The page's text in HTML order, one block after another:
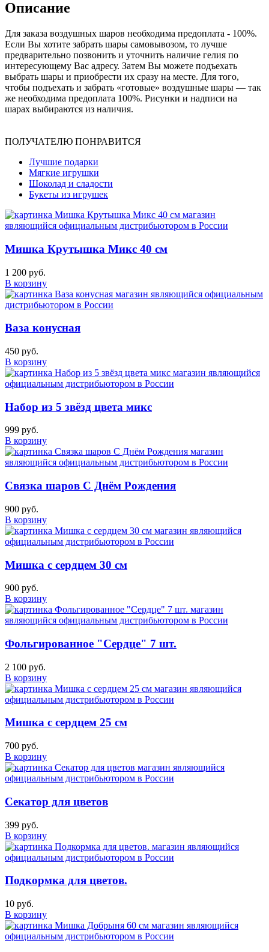
Описание
Для заказа воздушных шаров необходима предоплата - 100%.
Если Вы хотите забрать шары самовывозом, то лучше
предварительно позвонить и уточнить наличие гелия по
интересующему Вас адресу. Затем Вы можете подъехать
выбрать шары и приобрести их сразу на месте. Для того,
чтобы подъехать и забрать «готовые» воздушные шары — так
же необходима предоплата 100%. Рисунки и надписи на
шарах выбираются из наличия.
ПОЛУЧАТЕЛЮ ПОНРАВИТСЯ
Лучшие подарки
Мягкие игрушки
Шоколад и сладости
Букеты из игрушек
Мишка Крутышка Микс 40 см
1 200 руб.
В корзину
Ваза конусная
450 руб.
В корзину
Набор из 5 звёзд цвета микс
999 руб.
В корзину
Связка шаров С Днём Рождения
900 руб.
В корзину
Мишка с сердцем 30 см
900 руб.
В корзину
Фольгированное "Сердце" 7 шт.
2 100 руб.
В корзину
Мишка с сердцем 25 см
700 руб.
В корзину
Секатор для цветов
399 руб.
В корзину
Подкормка для цветов.
10 руб.
В корзину